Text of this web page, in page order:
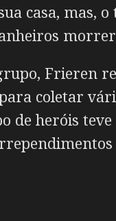
casa, mas,
Frieren
coletar
de heróis